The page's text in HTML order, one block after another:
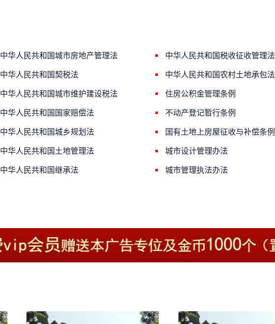
中华人民共和国城市房地产管理法
中华人民共和国契税法
中华人民共和国城市维护建设税法
中华人民共和国国家赔偿法
中华人民共和国城乡规划法
中华人民共和国土地管理法
中华人民共和国继承法
中华人民共和国税收征收管理法
中华人民共和国农村土地承包法
住房公积金管理条例
不动产登记暂行条例
国有土地上房屋征收与补偿条例
城市设计管理办法
城市管理执法办法